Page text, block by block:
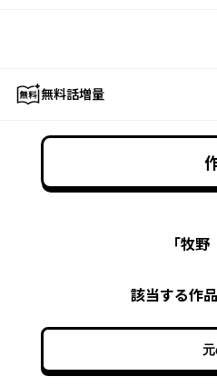
無料話増量
「牧
該当する作